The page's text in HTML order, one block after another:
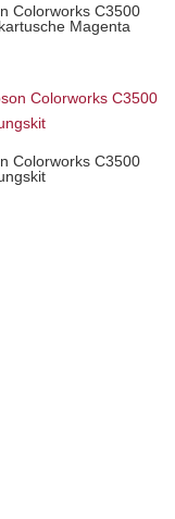
Colorworks C3500
Magenta
Colorworks C3500